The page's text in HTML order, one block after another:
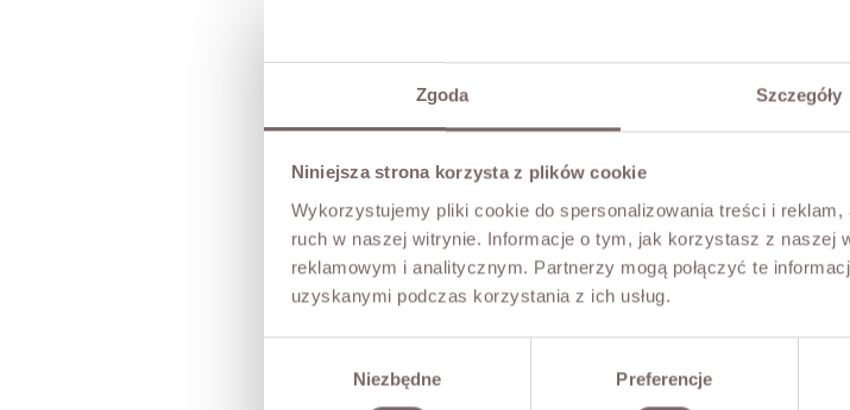
Zgoda Szczegóły
Niniejsza strona korzysta z plików cookie
Wykorzystujemy pliki cookie do spersonalizowania treści i
ruch w naszej witrynie. Informacje o tym, jak korzystasz z naszej
reklamowym i analitycznym. Partnerzy mogą połączyć te
uzyskanymi podczas korzystania z ich usług.
Niezbędne Preferencje